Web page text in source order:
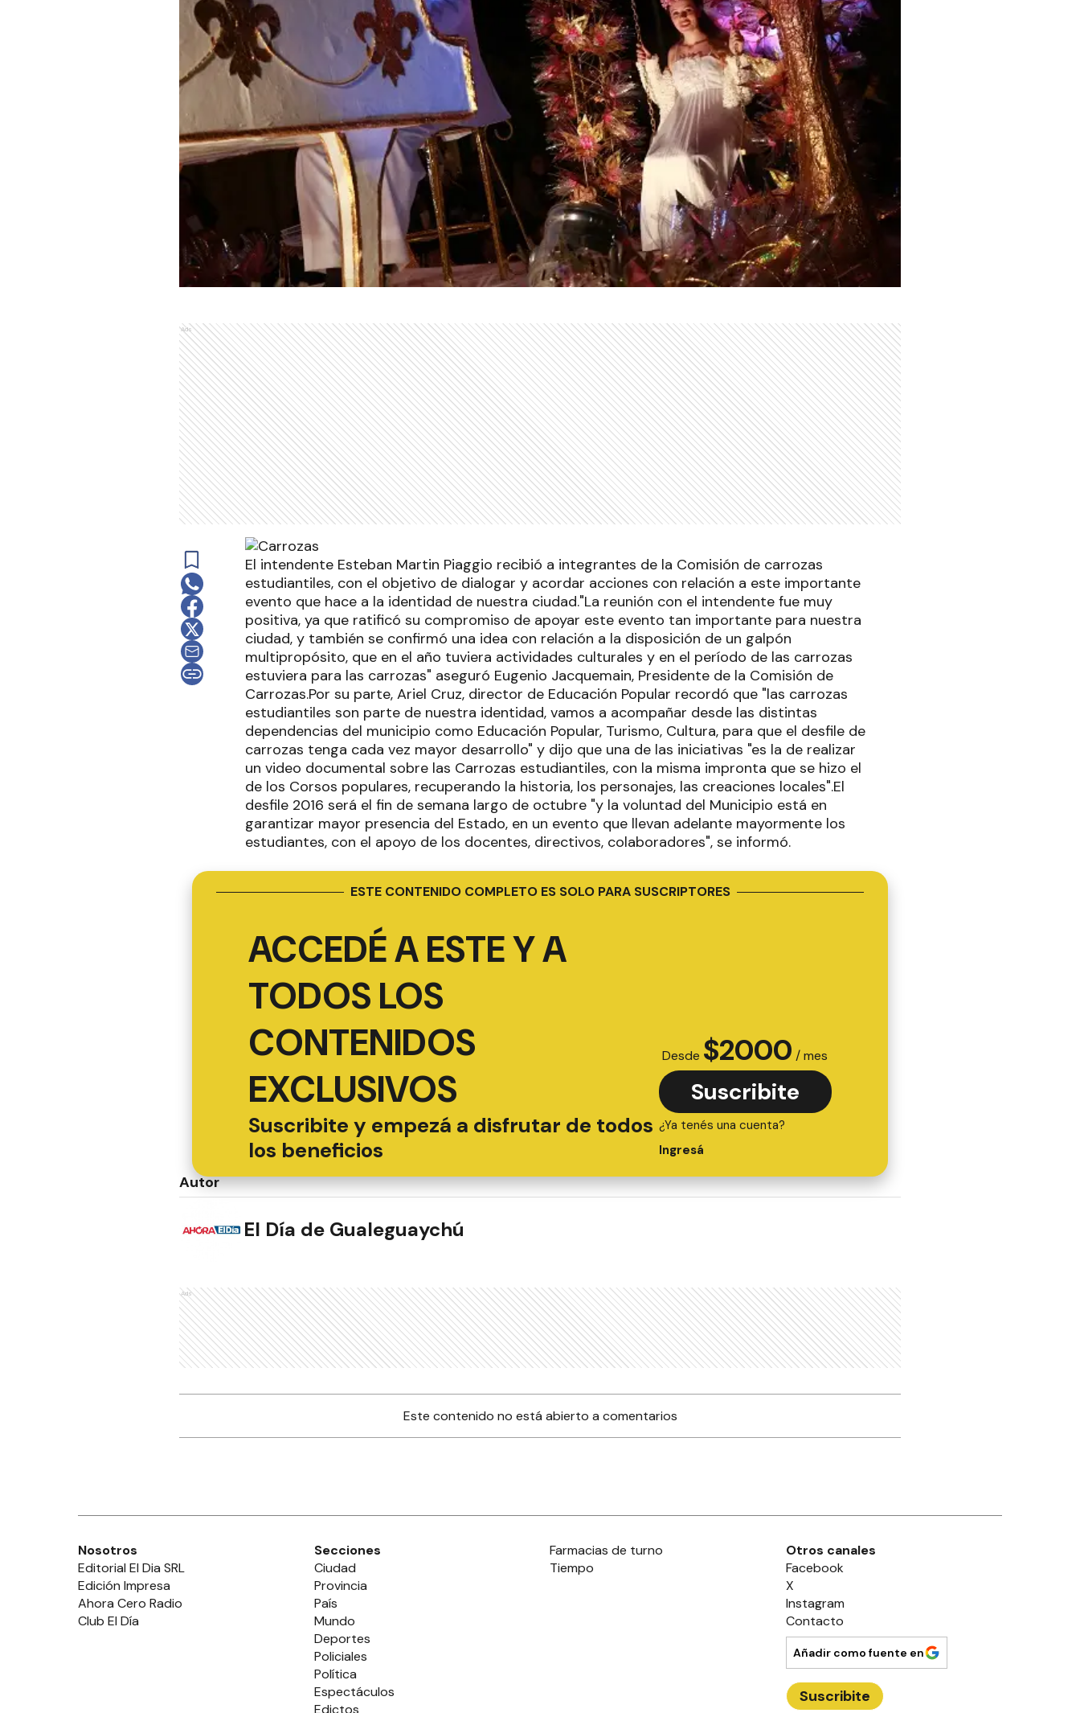
Ads
El intendente Esteban Martin Piaggio recibió a integrantes de la Comisión de carrozas
estudiantiles, con el objetivo de dialogar y acordar acciones con relación a este importante
evento que hace a la identidad de nuestra ciudad."La reunión con el intendente fue muy
positiva, ya que ratificó su compromiso de apoyar este evento tan importante para nuestra
ciudad, y también se confirmó una idea con relación a la disposición de un galpón
multipropósito, que en el año tuviera actividades culturales y en el período de las carrozas
estuviera para las carrozas" aseguró Eugenio Jacquemain, Presidente de la Comisión de
Carrozas.Por su parte, Ariel Cruz, director de Educación Popular recordó que "las carrozas
estudiantiles son parte de nuestra identidad, vamos a acompañar desde las distintas
dependencias del municipio como Educación Popular, Turismo, Cultura, para que el desfile de
carrozas tenga cada vez mayor desarrollo" y dijo que una de las iniciativas "es la de realizar
un video documental sobre las Carrozas estudiantiles, con la misma impronta que se hizo el
de los Corsos populares, recuperando la historia, los personajes, las creaciones locales".El
desfile 2016 será el fin de semana largo de octubre "y la voluntad del Municipio está en
garantizar mayor presencia del Estado, en un evento que llevan adelante mayormente los
estudiantes, con el apoyo de los docentes, directivos, colaboradores", se informó.
ESTE CONTENIDO COMPLETO ES SOLO PARA SUSCRIPTORES
ACCEDÉ A ESTE Y A
TODOS LOS
CONTENIDOS
EXCLUSIVOS
Suscribite y empezá a disfrutar de todos
los beneficios
Desde $2000 / mes
Suscribite
¿Ya tenés una cuenta?
Ingresá
Autor
El Día de Gualeguaychú
Ads
Este contenido no está abierto a comentarios
Nosotros
Editorial El Dia SRL
Edición Impresa
Ahora Cero Radio
Club El Día
Secciones
Ciudad
Provincia
País
Mundo
Deportes
Policiales
Política
Espectáculos
Edictos
Farmacias de turno
Tiempo
Otros canales
Facebook
X
Instagram
Contacto
Añadir como fuente en
Suscribite